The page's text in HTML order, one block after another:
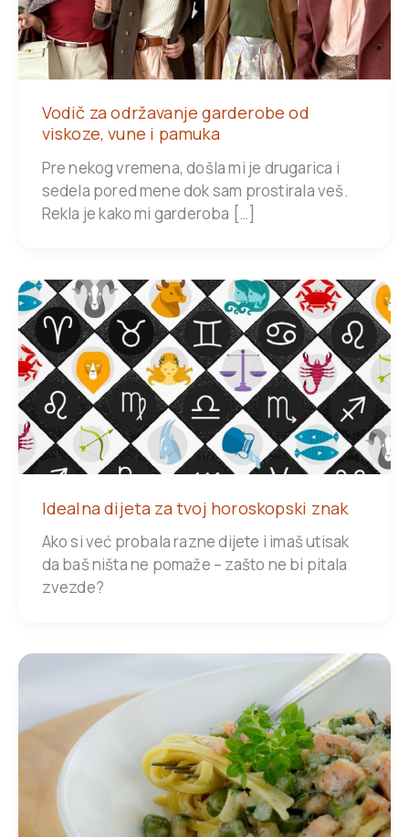
Vodič za održavanje garderobe od
viskoze, vune i pamuka
Pre nekog vremena, došla mi je drugarica i
sedela pored mene dok sam prostirala veš.
Rekla je kako mi garderoba […]
Idealna dijeta za tvoj horoskopski znak
Ako si već probala razne dijete i imaš utisak
da baš ništa ne pomaže – zašto ne bi pitala
zvezde?